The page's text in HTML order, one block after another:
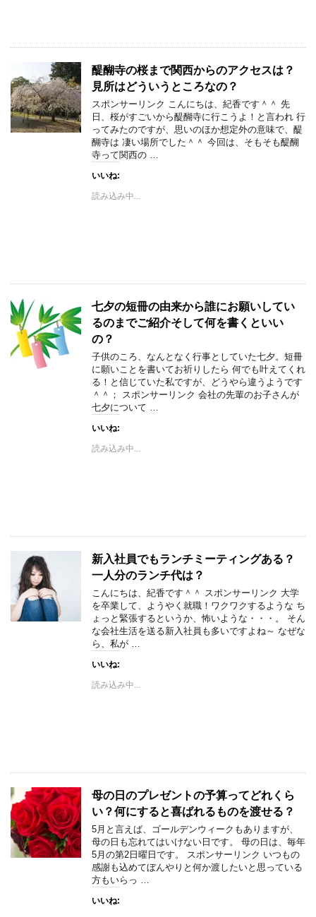
醍醐寺の桜まで関西からのアクセスは？
見所はどういうところなの？
スポンサーリンク こんにちは、紀香です＾＾ 先
日、桜がすごいから醍醐寺に行こうよ！と言われ 行
ってみたのですが、思いのほか想定外の意味で、醍
醐寺は 凄い場所でした＾＾ 今回は、そもそも醍醐
寺って関西の …
いいね:
読み込み中...
七夕の短冊の由来から誰にお願いしてい
るのまでご紹介そして何を書くといい
の？
子供のころ、なんとなく行事としていた七夕。短冊
に願いことを書いてお祈りしたら 何でも叶えてくれ
る！と信じていた私ですが、どうやら違うようです
＾＾； スポンサーリンク 会社の先輩のお子さんが
七夕について …
いいね:
読み込み中...
新入社員でもランチミーティングある？
一人分のランチ代は？
こんにちは、紀香です＾＾ スポンサーリンク 大学
を卒業して、ようやく就職！ワクワクするような ち
ょっと緊張するというか、怖いような・・・。 そん
な会社生活を送る新入社員も多いですよね～ なぜな
ら、私が …
いいね:
読み込み中...
母の日のプレゼントの予算ってどれくら
い？何にすると喜ばれるものを渡せる？
5月と言えば、ゴールデンウィークもありますが、
母の日も忘れてはいけない日です。 母の日は、毎年
5月の第2日曜日です。 スポンサーリンク いつもの
感謝も込めてぼんやりと何か渡したいと思っている
方もいらっ …
いいね: